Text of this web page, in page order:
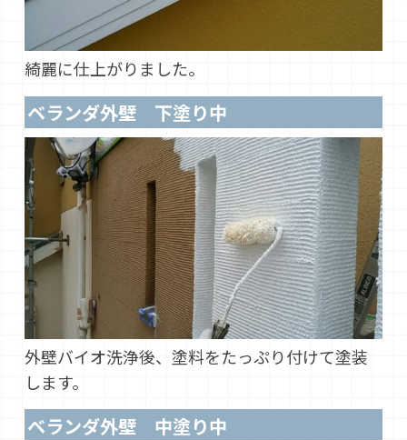
綺麗に仕上がりました。
ベランダ外壁 下塗り中
外壁バイオ洗浄後、塗料をたっぷり付けて塗装
します。
ベランダ外壁 中塗り中